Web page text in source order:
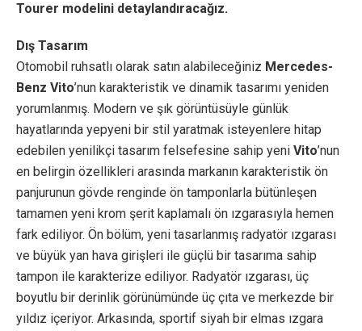
Tourer modelini detaylandıracağız.
Dış Tasarım
Otomobil ruhsatlı olarak satın alabileceğiniz Mercedes-
Benz Vito’nun karakteristik ve dinamik tasarımı yeniden
yorumlanmış. Modern ve şık görüntüsüyle günlük
hayatlarında yepyeni bir stil yaratmak isteyenlere hitap
edebilen yenilikçi tasarım felsefesine sahip yeni Vito’nun
en belirgin özellikleri arasında markanın karakteristik ön
panjurunun gövde renginde ön tamponlarla bütünleşen
tamamen yeni krom şerit kaplamalı ön ızgarasıyla hemen
fark ediliyor. Ön bölüm, yeni tasarlanmış radyatör ızgarası
ve büyük yan hava girişleri ile güçlü bir tasarıma sahip
tampon ile karakterize ediliyor. Radyatör ızgarası, üç
boyutlu bir derinlik görünümünde üç çıta ve merkezde bir
yıldız içeriyor. Arkasında, sportif siyah bir elmas ızgara